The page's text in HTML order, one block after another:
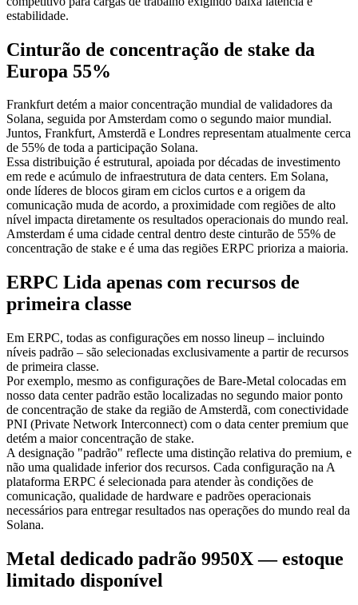
estabilidade.
Cinturão de concentração de stake da
Europa 55%
Frankfurt detém a maior concentração mundial de validadores da
Solana, seguida por Amsterdam como o segundo maior mundial.
Juntos, Frankfurt, Amsterdã e Londres representam atualmente cerca
de 55% de toda a participação Solana.
Essa distribuição é estrutural, apoiada por décadas de investimento
em rede e acúmulo de infraestrutura de data centers. Em Solana,
onde líderes de blocos giram em ciclos curtos e a origem da
comunicação muda de acordo, a proximidade com regiões de alto
nível impacta diretamente os resultados operacionais do mundo real.
Amsterdam é uma cidade central dentro deste cinturão de 55% de
concentração de stake e é uma das regiões ERPC prioriza a maioria.
ERPC Lida apenas com recursos de
primeira classe
Em ERPC, todas as configurações em nosso lineup – incluindo
níveis padrão – são selecionadas exclusivamente a partir de recursos
de primeira classe.
Por exemplo, mesmo as configurações de Bare-Metal colocadas em
nosso data center padrão estão localizadas no segundo maior ponto
de concentração de stake da região de Amsterdã, com conectividade
PNI (Private Network Interconnect) com o data center premium que
detém a maior concentração de stake.
A designação "padrão" reflecte uma distinção relativa do premium, e
não uma qualidade inferior dos recursos. Cada configuração na A
plataforma ERPC é selecionada para atender às condições de
comunicação, qualidade de hardware e padrões operacionais
necessários para entregar resultados nas operações do mundo real da
Solana.
Metal dedicado padrão 9950X — estoque
limitado disponível